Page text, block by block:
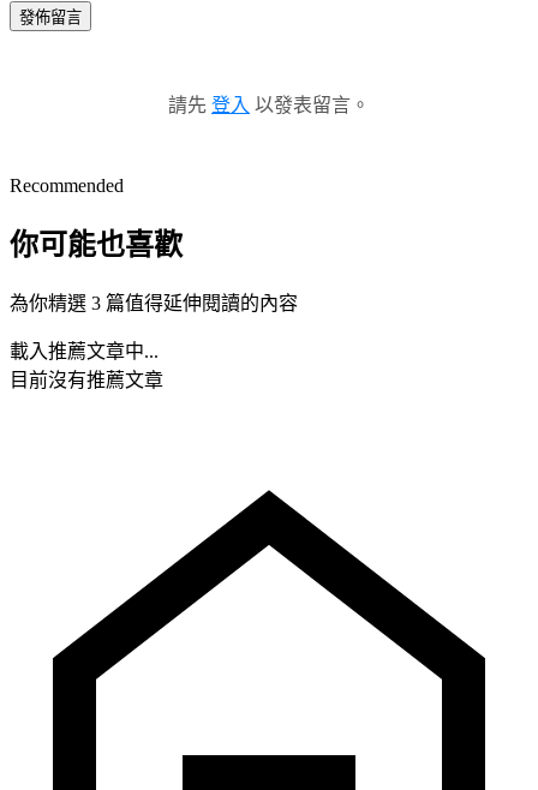
發佈留言
請先 登入 以發表留言。
Recommended
你可能也喜歡
為你精選 3 篇值得延伸閱讀的內容
載入推薦文章中...
目前沒有推薦文章